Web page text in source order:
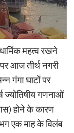
महत्व रखने
आज तीर्थ नगरी
गंगा घाटों पर
ज्योतिषीय गणनाओं
होने के कारण
एक माह के विलंब